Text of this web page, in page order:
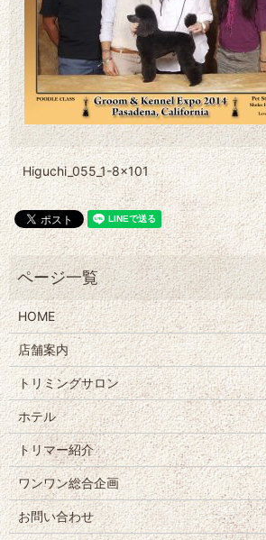
Higuchi_055_1-8×101
HOME
店舗案内
トリミングサロン
ホテル
トリマー紹介
ワンワン総合企画
お問い合わせ